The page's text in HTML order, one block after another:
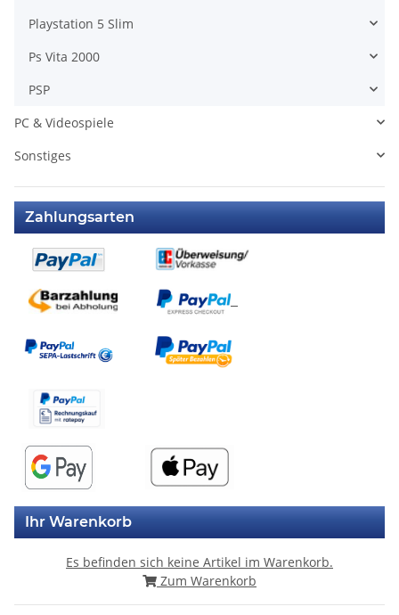
Playstation 5 Slim
Ps Vita 2000
PSP
PC & Videospiele
Sonstiges
Zahlungsarten
Ihr Warenkorb
Es befinden sich keine Artikel im Warenkorb.
Zum Warenkorb